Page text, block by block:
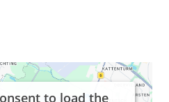
to load the